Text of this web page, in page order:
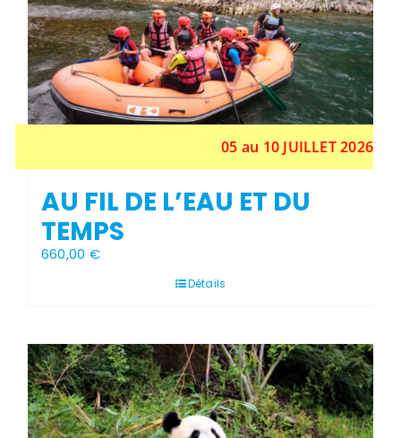
05 au 10 JUILLET 2026
AU FIL DE L’EAU ET DU
TEMPS
660,00 €
Détails